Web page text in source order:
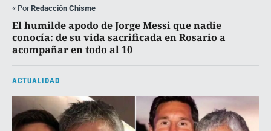
« PorRedacción Chisme
El humilde apodo de Jorge Messi que nadie
conocía: de su vida sacrificada en Rosario a
acompañar en todo al 10
ACTUALIDAD